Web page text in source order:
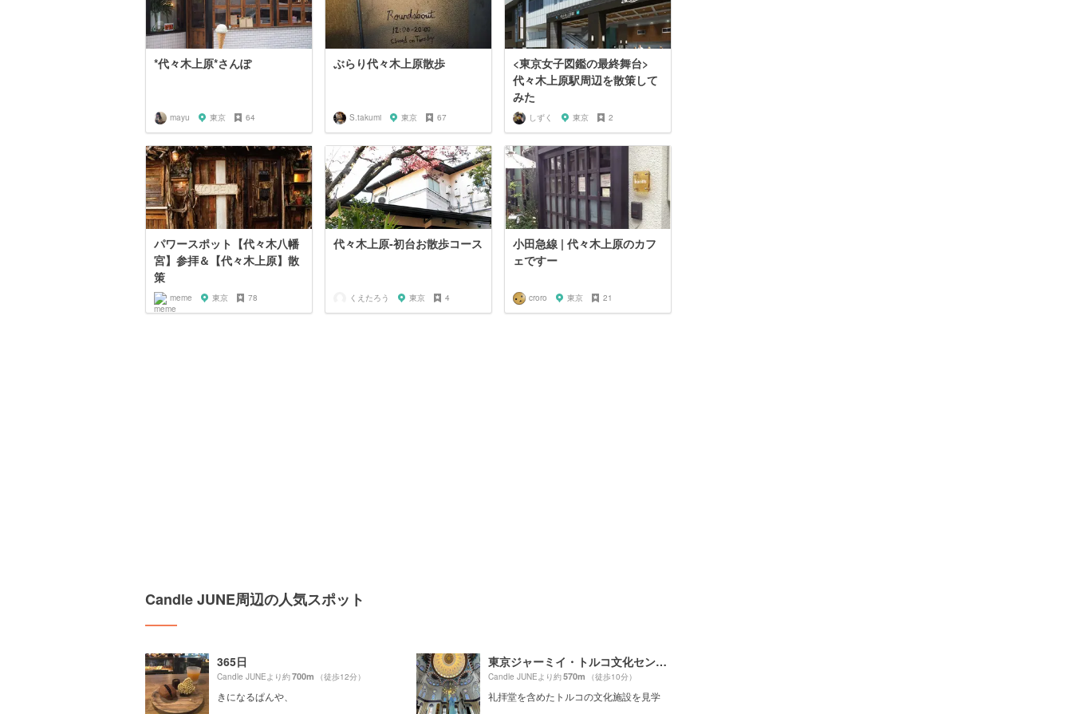
*代々木上原*さんぽ
mayu 東京 64
ぶらり代々木上原散歩
S.takumi 東京 67
<東京女子図鑑の最終舞台>
代々木上原駅周辺を散策して
みた
しずく 東京 2
パワースポット【代々木八幡
宮】参拝＆【代々木上原】散
策
meme 東京 78
代々木上原‐初台お散歩コース
くえたろう 東京 4
小田急線 | 代々木上原のカフ
ェですー
croro 東京 21
Candle JUNE周辺の人気スポット
365日
Candle JUNEより約700m （徒歩12分）
きになるぱんや、
東京ジャーミイ・トルコ文化センター
Candle JUNEより約570m （徒歩10分）
礼拝堂を含めたトルコの文化施設を見学